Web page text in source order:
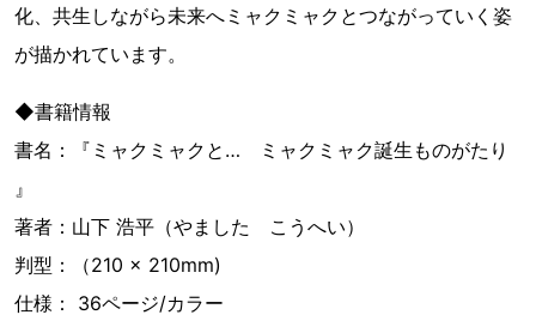
化、共生しながら未来へミャクミャクとつながっていく姿
が描かれています。
◆書籍情報
書名：『ミャクミャクと… ミャクミャク誕生ものがたり
』
著者：山下 浩平（やました こうへい）
判型：（210 × 210mm)
仕様： 36ページ/カラー